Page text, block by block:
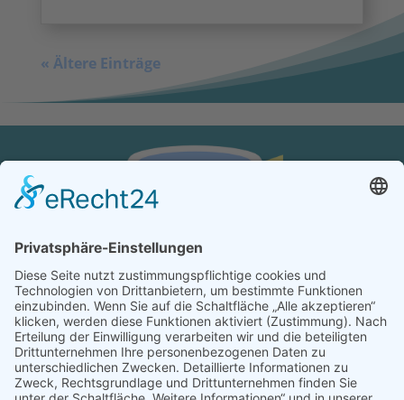
« Ältere Einträge
KONTAKT
Verein von aus der MITTE e.V.
Schreiben Sie uns:
redaktion@ausdermitte-binz.de